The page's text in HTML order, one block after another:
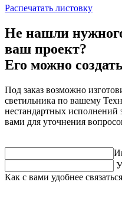
Распечатать листовку
Не нашли
ваш проект?
Его можно
Под заказ возможно
светильника по вашему
нестандартных
вами для уточнения
Как с вами удобнее